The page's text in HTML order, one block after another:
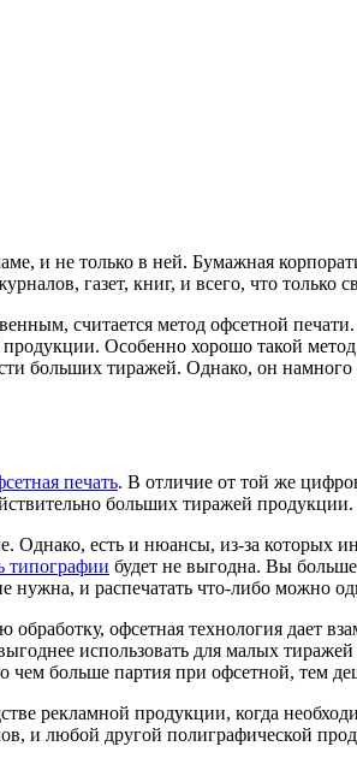
и не только в ней. Бумажная
газет, книг, и всего, что только
считается метод офсетной
Особенно хорошо такой
больших тиражей. Однако, он
печать. В отличие от той же
больших тиражей продукции.
есть и нюансы, из-за которых
типографии будет не выгодна. Вы
нужна, и распечатать что-либо можно
офсетная технология дает
использовать для малых
больше партия при офсетной, тем
рекламной продукции, когда
и любой другой полиграфической